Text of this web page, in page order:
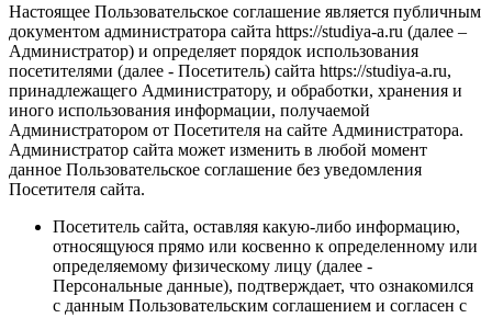
Настоящее Пользовательское соглашение является публичным
документом администратора сайта https://studiya-a.ru (далее –
Администратор) и определяет порядок использования
посетителями (далее - Посетитель) сайта https://studiya-a.ru,
принадлежащего Администратору, и обработки, хранения и
иного использования информации, получаемой
Администратором от Посетителя на сайте Администратора.
Администратор сайта может изменить в любой момент
данное Пользовательское соглашение без уведомления
Посетителя сайта.
Посетитель сайта, оставляя какую-либо информацию,
относящуюся прямо или косвенно к определенному или
определяемому физическому лицу (далее -
Персональные данные), подтверждает, что ознакомился
с данным Пользовательским соглашением и согласен с